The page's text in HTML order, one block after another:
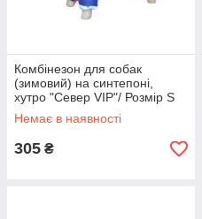
Комбінезон для собак
(зимовий) на синтепоні,
хутро "Север VIP"/ Розмір S
Немає в наявності
305 ₴